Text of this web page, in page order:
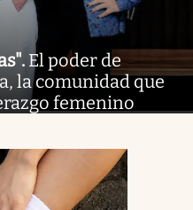
. El poder de
la comunidad que
femenino